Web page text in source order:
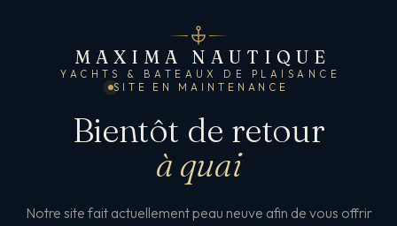
MAXIMA NAUTIQUE
YACHTS & BATEAUX DE PLAISANCE
SITE EN MAINTENANCE
Bientôt de retour
à quai
Notre site fait actuellement peau neuve afin de vous offrir